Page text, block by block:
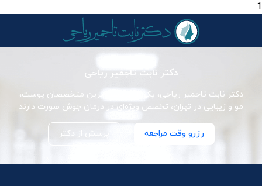
1
دکتر نابت تاجمیر ریاحی
دکتر نابت تاجمیر ریاحی، یکی از برجسته‌ترین متخصصان پوست،
مو و زیبایی در تهران، تخصص ویژه‌ای در درمان جوش صورت دارند
رزرو وقت مراجعه پرسش از دکتر